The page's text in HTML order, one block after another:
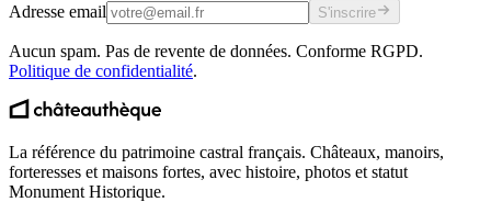
Adresse email S'inscrire
Aucun spam. Pas de revente de données. Conforme RGPD.
Politique de confidentialité.
La référence du patrimoine castral français. Châteaux, manoirs,
forteresses et maisons fortes, avec histoire, photos et statut
Monument Historique.